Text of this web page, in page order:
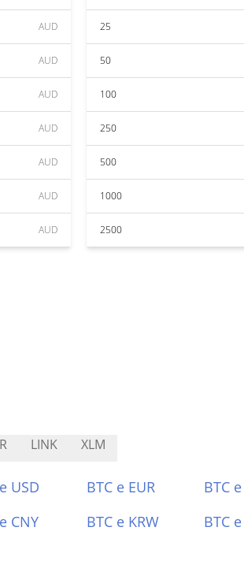
AUD
AUD
AUD
AUD
AUD
AUD
AUD
25
50
100
250
500
1000
2500
LINK XLM
USD BTC e EUR BTC
CNY BTC e KRW BTC